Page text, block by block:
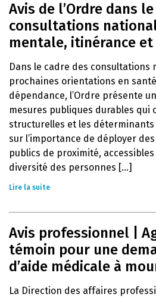
Avis de l’Ordre dans
consultations
mentale, itinérance et
Dans le cadre des consultations
prochaines orientations en
dépendance, l’Ordre présente
mesures publiques durables qui
structurelles et les déterminants
sur l’importance de déployer
publics de proximité,
diversité des personnes [...]
Lire la suite
Avis professionnel |
témoin pour une
d’aide médicale à
La Direction des affaires